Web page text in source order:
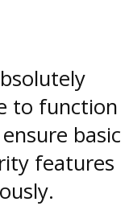
to function
basic
features